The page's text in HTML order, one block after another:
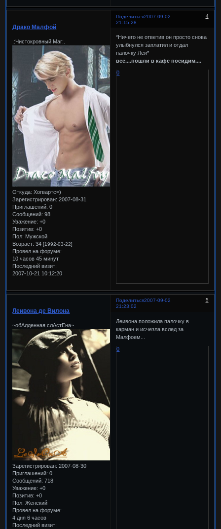
Поделиться 4
2007-09-02
21:15:28
Драко Малфой
.:Чистокровный Маг:.
Откуда: Хогвартс=)
Зарегистрирован: 2007-08-31
Приглашений: 0
Сообщений: 98
Уважение: +0
Позитив: +0
Пол: Мужской
Возраст: 34[1992-03-22]
Провел на форуме:
10 часов 45 минут
Последний визит:
2007-10-21 10:12:20
*Ничего не ответив он просто снова
улыбнулся заплатил и отдал
палочку Леи*
всё....пошли в кафе посидим....
0
Поделиться 5
2007-09-02
21:23:02
Леивона де Вилона
~обАлденная слАстЕна~
Зарегистрирован: 2007-08-30
Приглашений: 0
Сообщений: 718
Уважение: +0
Позитив: +0
Пол: Женский
Провел на форуме:
4 дня 6 часов
Последний визит:
Леивона положила палочку в
карман и исчезла вслед за
Малфоем...
0